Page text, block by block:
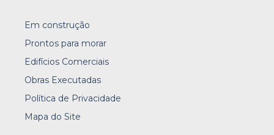
Em construção
Prontos para morar
Edifícios Comerciais
Obras Executadas
Política de Privacidade
Mapa do Site